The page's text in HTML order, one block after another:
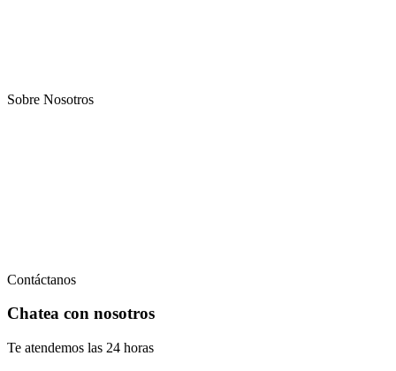
Sobre Nosotros
Contáctanos
Chatea con nosotros
Te atendemos las 24 horas